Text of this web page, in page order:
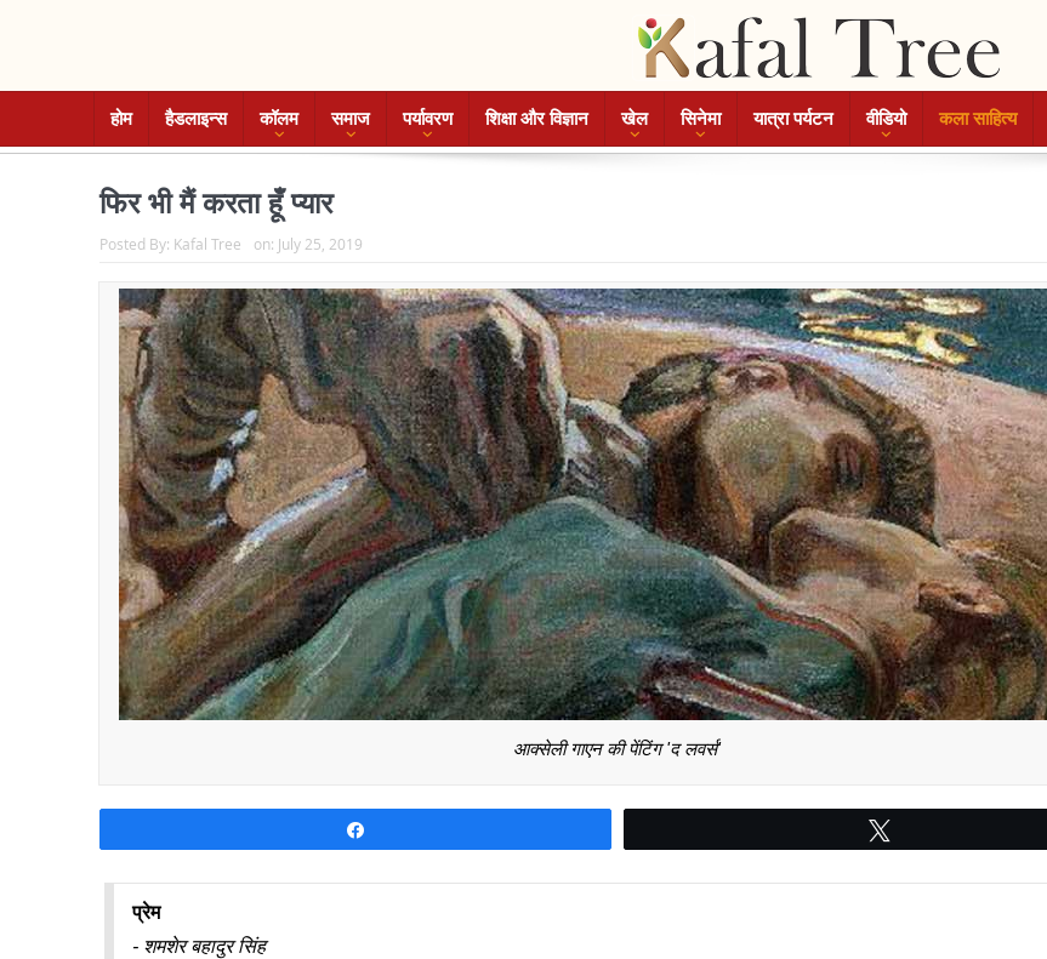
होम हैडलाइन्स कॉलम समाज पर्यावरण शिक्षा और विज्ञान खेल सिनेमा यात्रा पर्यटन वीडियो कला साहित्य
फिर भी मैं करता हूँ प्यार
Posted By: Kafal Tree on: July 25, 2019
आक्सेली गाएन की पेंटिंग 'द लवर्स'
प्रेम
- शमशेर बहादुर सिंह